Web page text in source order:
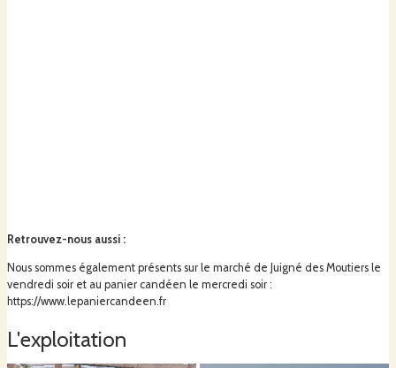
Retrouvez-nous aussi :
Nous sommes également présents sur le marché de Juigné des Moutiers le
vendredi soir et au panier candéen le mercredi soir :
https://www.lepaniercandeen.fr
L'exploitation